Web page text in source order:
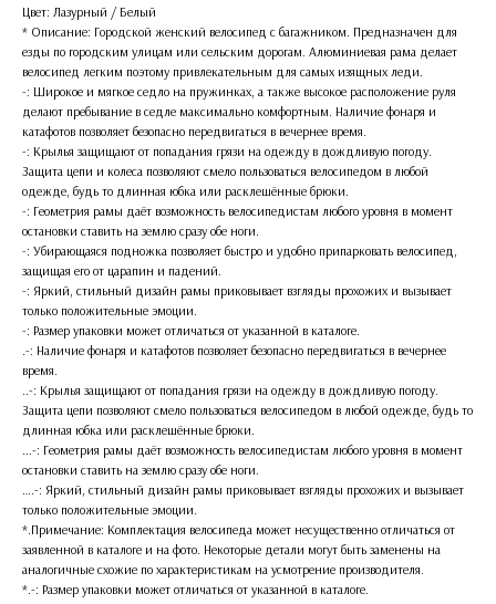
Цвет: Лазурный / Белый
* Описание: Городской женский велосипед с багажником. Предназначен для
езды по городским улицам или сельским дорогам. Алюминиевая рама делает
велосипед легким поэтому привлекательным для самых изящных леди.
-: Широкое и мягкое седло на пружинках, а также высокое расположение руля
делают пребывание в седле максимально комфортным. Наличие фонаря и
катафотов позволяет безопасно передвигаться в вечернее время.
-: Крылья защищают от попадания грязи на одежду в дождливую погоду.
Защита цепи и колеса позволяют смело пользоваться велосипедом в любой
одежде, будь то длинная юбка или расклешённые брюки.
-: Геометрия рамы даёт возможность велосипедистам любого уровня в момент
остановки ставить на землю сразу обе ноги.
-: Убирающаяся подножка позволяет быстро и удобно припарковать велосипед,
защищая его от царапин и падений.
-: Яркий, стильный дизайн рамы приковывает взгляды прохожих и вызывает
только положительные эмоции.
-: Размер упаковки может отличаться от указанной в каталоге.
.-: Наличие фонаря и катафотов позволяет безопасно передвигаться в вечернее
время.
..-: Крылья защищают от попадания грязи на одежду в дождливую погоду.
Защита цепи позволяют смело пользоваться велосипедом в любой одежде, будь то
длинная юбка или расклешённые брюки.
...-: Геометрия рамы даёт возможность велосипедистам любого уровня в момент
остановки ставить на землю сразу обе ноги.
….-: Яркий, стильный дизайн рамы приковывает взгляды прохожих и вызывает
только положительные эмоции.
*.Примечание: Комплектация велосипеда может несущественно отличаться от
заявленной в каталоге и на фото. Некоторые детали могут быть заменены на
аналогичные схожие по характеристикам на усмотрение производителя.
*.-: Размер упаковки может отличаться от указанной в каталоге.